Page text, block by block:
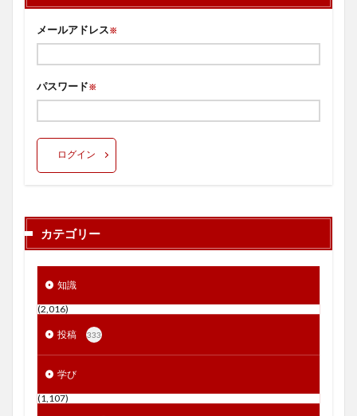
メールアドレス※
パスワード※
ログイン
カテゴリー
知識
(2,016)
投稿 333
学び
(1,107)